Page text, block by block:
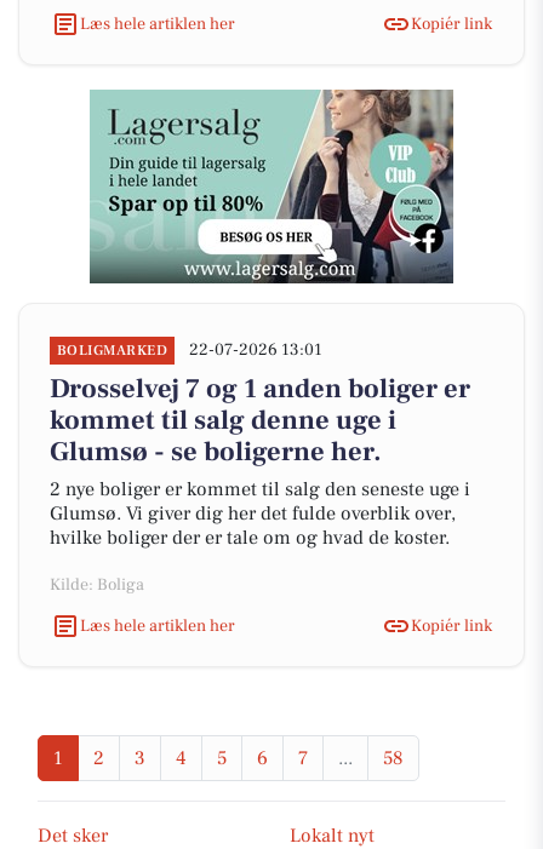
Læs hele artiklen her
Kopiér link
BOLIGMARKED 22-07-2026 13:01
Drosselvej 7 og 1 anden boliger er
kommet til salg denne uge i
Glumsø - se boligerne her.
2 nye boliger er kommet til salg den seneste uge i
Glumsø. Vi giver dig her det fulde overblik over,
hvilke boliger der er tale om og hvad de koster.
Kilde: Boliga
Læs hele artiklen her
Kopiér link
1 2 3 4 5 6 7 ... 58
Det sker
Lokalt nyt